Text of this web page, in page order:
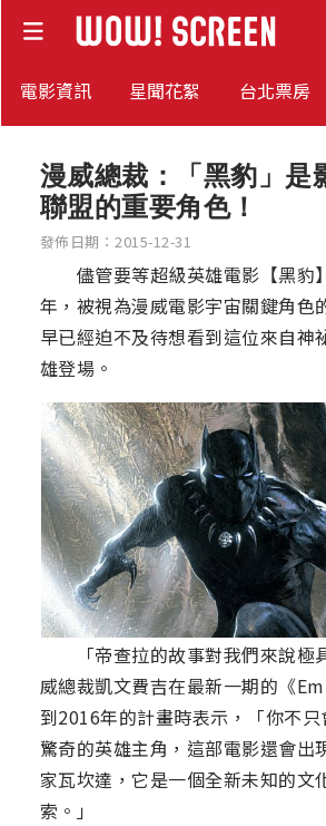
電影資訊 星聞花絮 台北票房
漫威總裁：「黑豹」是
聯盟的重要角色！
發佈日期：2015-12-31
儘管要等超級英雄電影【黑豹
年，被視為漫威電影宇宙關鍵角色
早已經迫不及待想看到這位來自神
雄登場。
「帝查拉的故事對我們來說極
威總裁凱文費吉在最新一期的《
到2016年的計畫時表示，「你不
驚奇的英雄主角，這部電影還會出
家瓦坎達，它是一個全新未知的文
索。」